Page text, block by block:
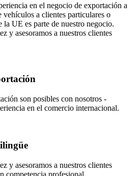
en el negocio de exportación a
a clientes particulares o
la UE es parte de nuestro negocio.
y asesoramos a nuestros clientes
son posibles con nosotros -
en el comercio internacional.
y asesoramos a nuestros clientes
competencia profesional.